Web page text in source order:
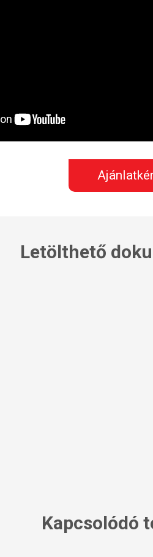
Letölthető
Kapcsolódó